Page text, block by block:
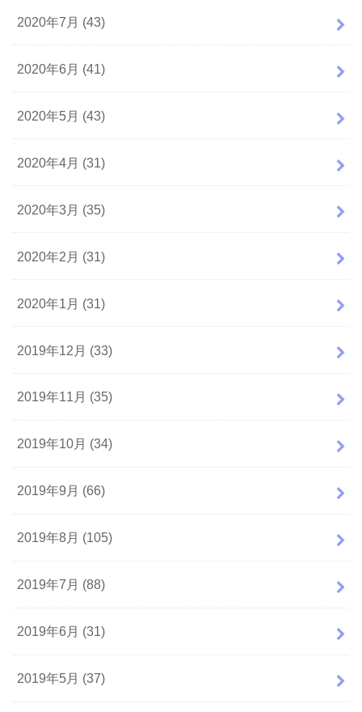
2020年7月 (43)
2020年6月 (41)
2020年5月 (43)
2020年4月 (31)
2020年3月 (35)
2020年2月 (31)
2020年1月 (31)
2019年12月 (33)
2019年11月 (35)
2019年10月 (34)
2019年9月 (66)
2019年8月 (105)
2019年7月 (88)
2019年6月 (31)
2019年5月 (37)